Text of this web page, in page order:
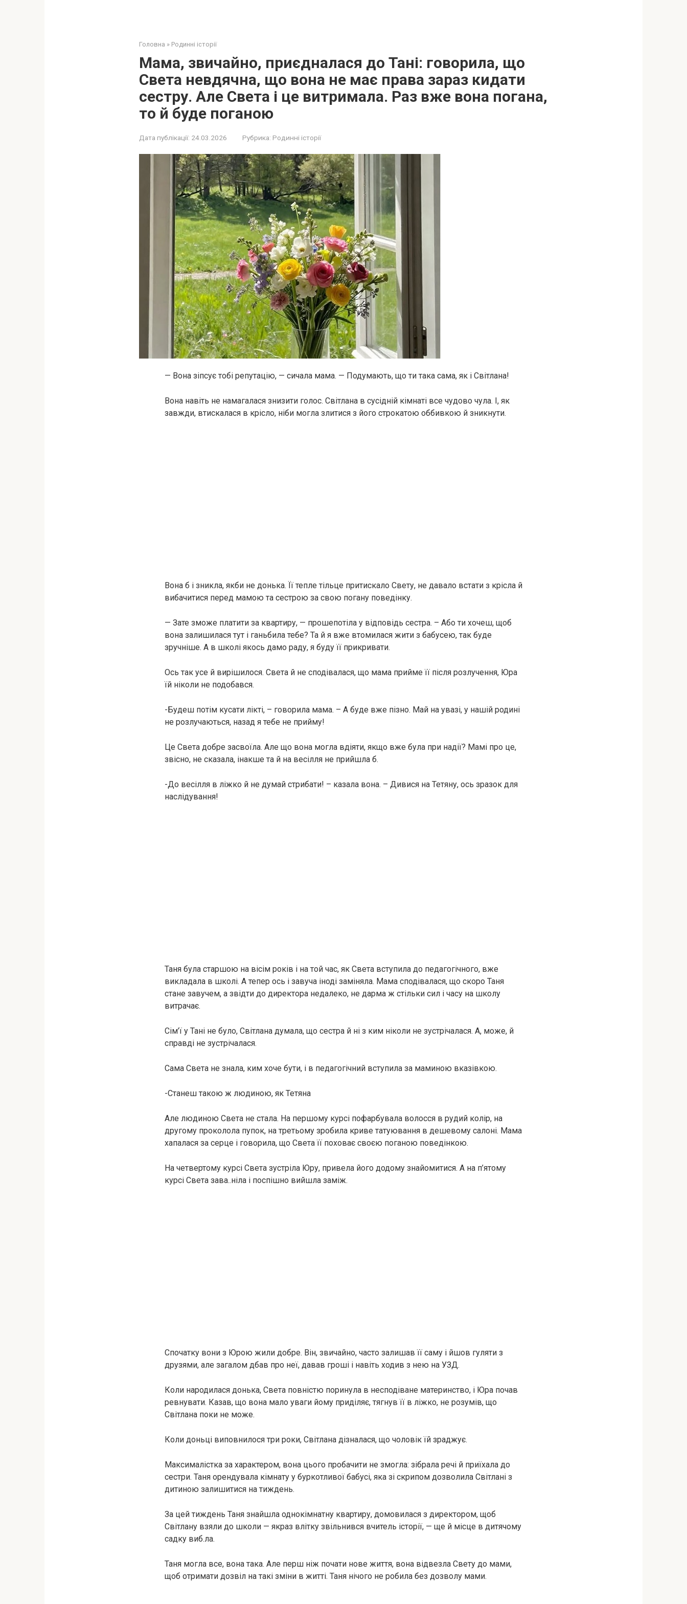
Головна » Родинні історії
Мама, звичайно, приєдналася до Тані: говорила, що
Света невдячна, що вона не має права зараз кидати
сестру. Але Света і це витримала. Раз вже вона погана,
то й буде поганою
Дата публікації: 24.03.2026 Рубрика: Родинні історії
— Вона зіпсує тобі репутацію, — сичала мама. — Подумають, що ти така сама, як і Світлана!
Вона навіть не намагалася знизити голос. Світлана в сусідній кімнаті все чудово чула. І, як
завжди, втискалася в крісло, ніби могла злитися з його строкатою оббивкою й зникнути.
Вона б і зникла, якби не донька. Її тепле тільце притискало Свету, не давало встати з крісла й
вибачитися перед мамою та сестрою за свою погану поведінку.
— Зате зможе платити за квартиру, — прошепотіла у відповідь сестра. – Або ти хочеш, щоб
вона залишилася тут і ганьбила тебе? Та й я вже втомилася жити з бабусею, так буде
зручніше. А в школі якось дамо раду, я буду її прикривати.
Ось так усе й вирішилося. Света й не сподівалася, що мама прийме її після розлучення, Юра
їй ніколи не подобався.
-Будеш потім кусати лікті, – говорила мама. – А буде вже пізно. Май на увазі, у нашій родині
не розлучаються, назад я тебе не прийму!
Це Света добре засвоїла. Але що вона могла вдіяти, якщо вже була при надії? Мамі про це,
звісно, не сказала, інакше та й на весілля не прийшла б.
-До весілля в ліжко й не думай стрибати! – казала вона. – Дивися на Тетяну, ось зразок для
наслідування!
Таня була старшою на вісім років і на той час, як Света вступила до педагогічного, вже
викладала в школі. А тепер ось і завуча іноді заміняла. Мама сподівалася, що скоро Таня
стане завучем, а звідти до директора недалеко, не дарма ж стільки сил і часу на школу
витрачає.
Сім’ї у Тані не було, Світлана думала, що сестра й ні з ким ніколи не зустрічалася. А, може, й
справді не зустрічалася.
Сама Света не знала, ким хоче бути, і в педагогічний вступила за маминою вказівкою.
-Станеш такою ж людиною, як Тетяна
Але людиною Света не стала. На першому курсі пофарбувала волосся в рудий колір, на
другому проколола пупок, на третьому зробила криве татуювання в дешевому салоні. Мама
хапалася за серце і говорила, що Света її поховає своєю поганою поведінкою.
На четвертому курсі Света зустріла Юру, привела його додому знайомитися. А на п’ятому
курсі Света зава..ніла і поспішно вийшла заміж.
Спочатку вони з Юрою жили добре. Він, звичайно, часто залишав її саму і йшов гуляти з
друзями, але загалом дбав про неї, давав гроші і навіть ходив з нею на УЗД.
Коли народилася донька, Света повністю поринула в несподіване материнство, і Юра почав
ревнувати. Казав, що вона мало уваги йому приділяє, тягнув її в ліжко, не розумів, що
Світлана поки не може.
Коли доньці виповнилося три роки, Світлана дізналася, що чоловік їй зраджує.
Максималістка за характером, вона цього пробачити не змогла: зібрала речі й приїхала до
сестри. Таня орендувала кімнату у буркотливої бабусі, яка зі скрипом дозволила Світлані з
дитиною залишитися на тиждень.
За цей тиждень Таня знайшла однокімнатну квартиру, домовилася з директором, щоб
Світлану взяли до школи — якраз влітку звільнився вчитель історії, — ще й місце в дитячому
садку виб.ла.
Таня могла все, вона така. Але перш ніж почати нове життя, вона відвезла Свету до мами,
щоб отримати дозвіл на такі зміни в житті. Таня нічого не робила без дозволу мами.